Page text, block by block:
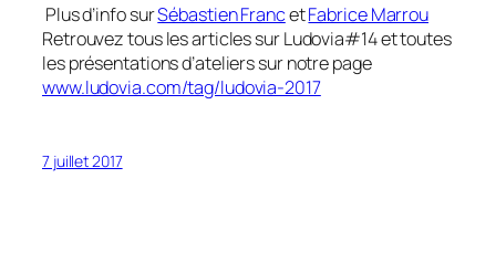
Plus d’info surSébastien FrancetFabrice Marrou
Retrouvez tous les articles sur Ludovia#14 et toutes
les présentations d’ateliers sur notre page
www.ludovia.com/tag/ludovia-2017
7 juillet 2017